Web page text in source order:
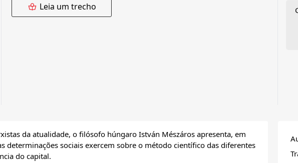
Leia um trecho
da atualidade, o filósofo húngaro István Mészáros apresenta, em
determinações sociais exercem sobre o método científico das diferentes
do capital.